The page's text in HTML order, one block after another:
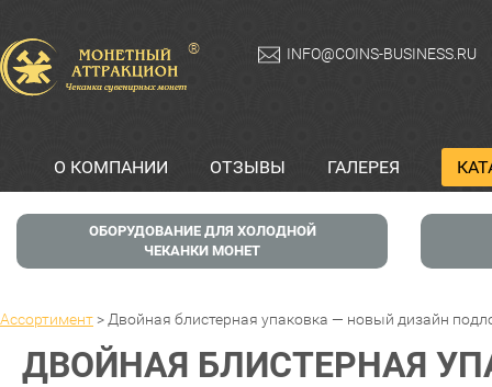
® INFO@COINS-BUSINESS.RU
О КОМПАНИИ ОТЗЫВЫ ГАЛЕРЕЯ
ОБОРУДОВАНИЕ ДЛЯ ХОЛОДНОЙ
ЧЕКАНКИ МОНЕТ
Ассортимент> Двойная блистерная упаковка — новый дизайн
ДВОЙНАЯ БЛИСТЕРНАЯ